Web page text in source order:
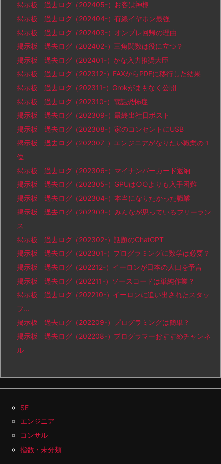
掲示板 過去ログ（202405-）お客は神様
掲示板 過去ログ（202404-）有線イヤホン最強
掲示板 過去ログ（202403-）オンプレ回帰の理由
掲示板 過去ログ（202402-）三角関数は役に立つ？
掲示板 過去ログ（202401-）かな入力推奨大臣
掲示板 過去ログ（202312-）FAXからPDFに移行した結果
掲示板 過去ログ（202311-）Grokがまもなく公開
掲示板 過去ログ（202310-）電話恐怖症
掲示板 過去ログ（202309-）最終出社日ポスト
掲示板 過去ログ（202308-）家のコンセントにUSB
掲示板 過去ログ（202307-）エンジニアがなりたい職業の１
位
掲示板 過去ログ（202306-）マイナンバーカード返納
掲示板 過去ログ（202305-）GPUは○○よりも入手困難
掲示板 過去ログ（202304-）本当になりたかった職業
掲示板 過去ログ（202303-）みんなが思っているフリーラン
ス
掲示板 過去ログ（202302-）話題のChatGPT
掲示板 過去ログ（202301-）プログラミングに数学は必要？
掲示板 過去ログ（202212-）イーロンが日本の人口を予言
掲示板 過去ログ（202211-）ソースコードは単純作業？
掲示板 過去ログ（202210-）イーロンに追い出されたスタッ
フ…
掲示板 過去ログ（202209-）プログラミングは簡単？
掲示板 過去ログ（202208-）プログラマーおすすめチャンネ
ル
SE
エンジニア
コンサル
指数・未分類